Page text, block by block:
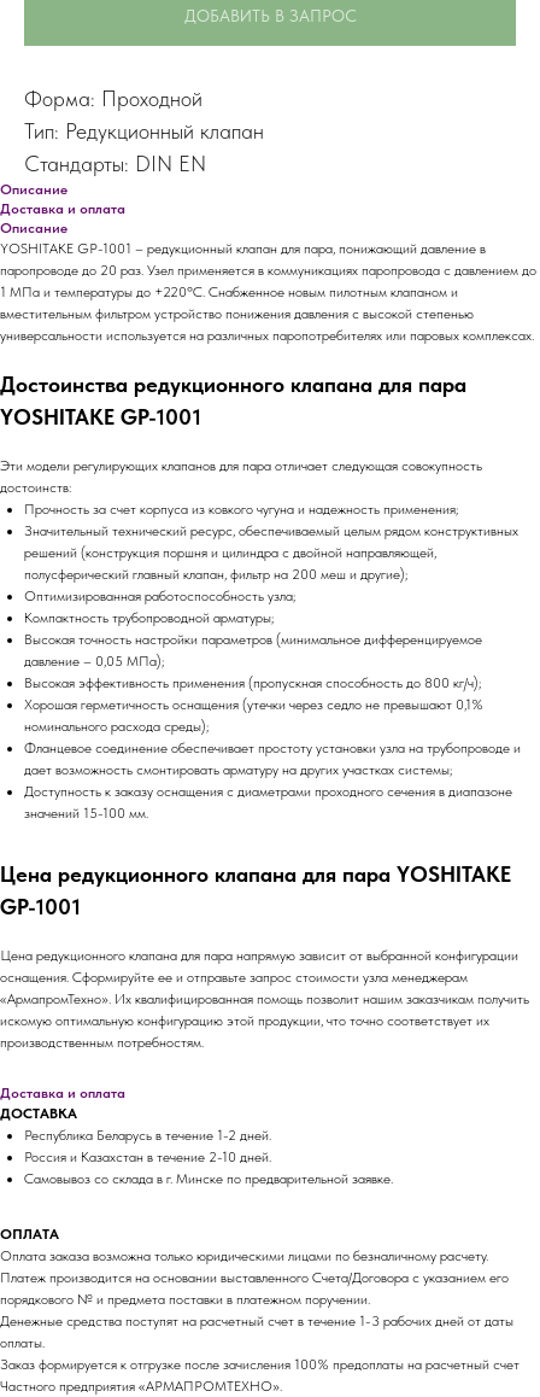
ДОБАВИТЬ В ЗАПРОС
Форма: Проходной
Тип: Редукционный клапан
Стандарты: DIN EN
Описание
Доставка и оплата
Описание
YOSHITAKE GP-1001 – редукционный клапан для пара, понижающий давление в
паропроводе до 20 раз. Узел применяется в коммуникациях паропровода с давлением до
1 МПа и температуры до +220ºС. Снабженное новым пилотным клапаном и
вместительным фильтром устройство понижения давления с высокой степенью
универсальности используется на различных паропотребителях или паровых комплексах.
Достоинства редукционного клапана для пара
YOSHITAKE GP-1001
Эти модели регулирующих клапанов для пара отличает следующая совокупность
достоинств:
Прочность за счет корпуса из ковкого чугуна и надежность применения;
Значительный технический ресурс, обеспечиваемый целым рядом конструктивных
решений (конструкция поршня и цилиндра с двойной направляющей,
полусферический главный клапан, фильтр на 200 меш и другие);
Оптимизированная работоспособность узла;
Компактность трубопроводной арматуры;
Высокая точность настройки параметров (минимальное дифференцируемое
давление – 0,05 МПа);
Высокая эффективность применения (пропускная способность до 800 кг/ч);
Хорошая герметичность оснащения (утечки через седло не превышают 0,1%
номинального расхода среды);
Фланцевое соединение обеспечивает простоту установки узла на трубопроводе и
дает возможность смонтировать арматуру на других участках системы;
Доступность к заказу оснащения с диаметрами проходного сечения в диапазоне
значений 15-100 мм.
Цена редукционного клапана для пара YOSHITAKE
GP-1001
Цена редукционного клапана для пара напрямую зависит от выбранной конфигурации
оснащения. Сформируйте ее и отправьте запрос стоимости узла менеджерам
«АрмапромТехно». Их квалифицированная помощь позволит нашим заказчикам получить
искомую оптимальную конфигурацию этой продукции, что точно соответствует их
производственным потребностям.
Доставка и оплата
ДОСТАВКА
Республика Беларусь в течение 1-2 дней.
Россия и Казахстан в течение 2-10 дней.
Самовывоз со склада в г. Минске по предварительной заявке.
ОПЛАТА
Оплата заказа возможна только юридическими лицами по безналичному расчету.
Платеж производится на основании выставленного Счета/Договора с указанием его
порядкового № и предмета поставки в платежном поручении.
Денежные средства поступят на расчетный счет в течение 1-3 рабочих дней от даты
оплаты.
Заказ формируется к отгрузке после зачисления 100% предоплаты на расчетный счет
Частного предприятия «АРМАПРОМТЕХНО».